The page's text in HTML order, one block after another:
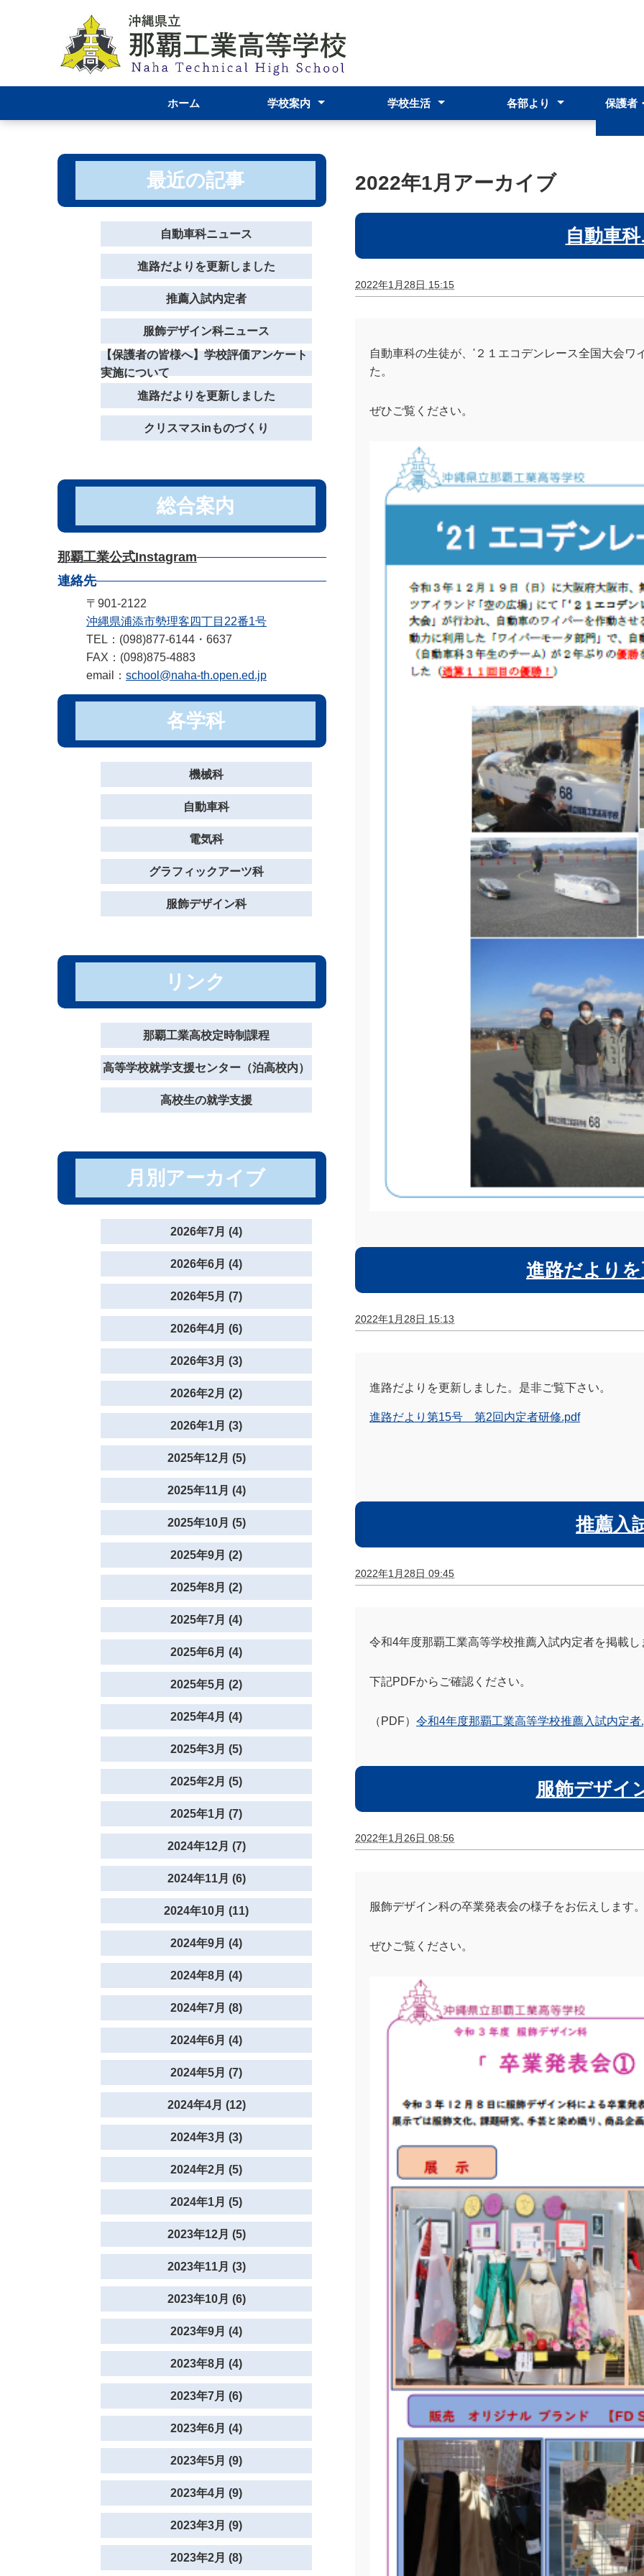
ホーム 学校案内 学校生活 各部より 保護者
在校生
2022年1月アーカイブ
自動車
2022年1月28日 15:15
自動車科の生徒が、'２１エコデンレース全国大会
た。
ぜひご覧ください。
進路だより
2022年1月28日 15:13
進路だよりを更新しました。是非ご覧下さい。
進路だより第15号 第2回内定者研修.pdf
推薦入
2022年1月28日 09:45
令和4年度那覇工業高等学校推薦入試内定者を掲載し
下記PDFからご確認ください。
（PDF） 令和4年度那覇工業高等学校推薦入試内定者
服飾デザイ
2022年1月26日 08:56
服飾デザイン科の卒業発表会の様子をお伝えします
ぜひご覧ください。
最近の記事
自動車科ニュース
進路だよりを更新しました
推薦入試内定者
服飾デザイン科ニュース
【保護者の皆様へ】学校評価アンケート
実施について
進路だよりを更新しました
クリスマスinものづくり
総合案内
那覇工業公式Instagram
連絡先
〒901-2122
沖縄県浦添市勢理客四丁目22番1号
TEL：(098)877-6144・6637
FAX：(098)875-4883
email： school@naha-th.open.ed.jp
各学科
機械科
自動車科
電気科
グラフィックアーツ科
服飾デザイン科
リンク
那覇工業高校定時制課程
高等学校就学支援センター（泊高校内）
高校生の就学支援
月別アーカイブ
2026年7月 (4)
2026年6月 (4)
2026年5月 (7)
2026年4月 (6)
2026年3月 (3)
2026年2月 (2)
2026年1月 (3)
2025年12月 (5)
2025年11月 (4)
2025年10月 (5)
2025年9月 (2)
2025年8月 (2)
2025年7月 (4)
2025年6月 (4)
2025年5月 (2)
2025年4月 (4)
2025年3月 (5)
2025年2月 (5)
2025年1月 (7)
2024年12月 (7)
2024年11月 (6)
2024年10月 (11)
2024年9月 (4)
2024年8月 (4)
2024年7月 (8)
2024年6月 (4)
2024年5月 (7)
2024年4月 (12)
2024年3月 (3)
2024年2月 (5)
2024年1月 (5)
2023年12月 (5)
2023年11月 (3)
2023年10月 (6)
2023年9月 (4)
2023年8月 (4)
2023年7月 (6)
2023年6月 (4)
2023年5月 (9)
2023年4月 (9)
2023年3月 (9)
2023年2月 (8)